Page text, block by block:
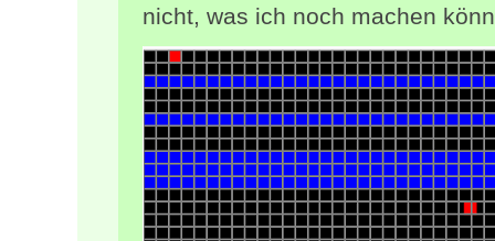
nicht, was ich noch machen